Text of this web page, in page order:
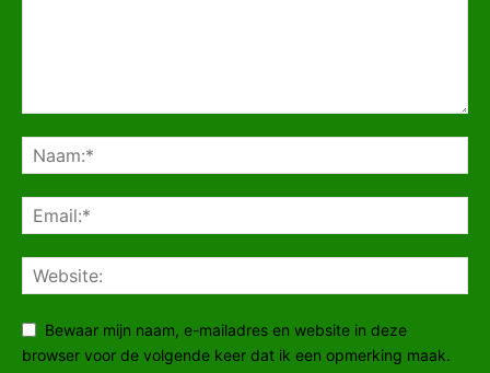
Bewaar mijn naam, e-mailadres en website in deze
browser voor de volgende keer dat ik een opmerking maak.